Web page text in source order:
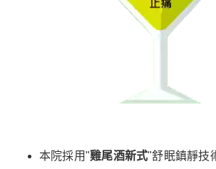
本院採用"雞尾酒新式"舒眠鎮靜技